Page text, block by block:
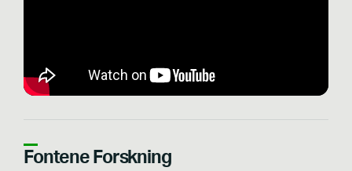
Fontene Forskning